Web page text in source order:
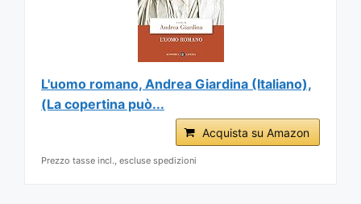
L'uomo romano, Andrea Giardina (Italiano),
(La copertina può...
Acquista su Amazon
Prezzo tasse incl., escluse spedizioni